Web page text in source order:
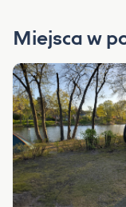
Miejsca w